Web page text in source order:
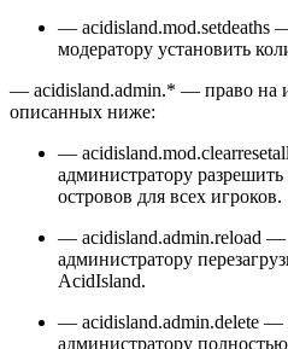
— acidisland.mod.setdeaths
модератору установить
— acidisland.admin.* — право на
описанных ниже:
—
администратору
островов для всех игроков.
— acidisland.admin.reload —
администратору
AcidIsland.
— acidisland.admin.delete —
администратору